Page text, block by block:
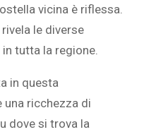
vicina è riflessa.
le diverse
tutta la regione.
in questa
ricchezza di
dove si trova la